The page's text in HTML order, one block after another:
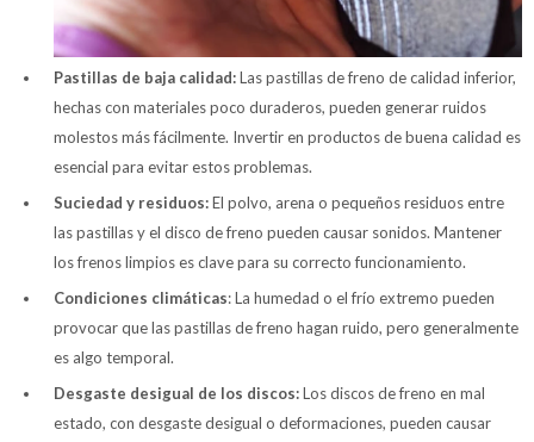
Pastillas de baja calidad:Las pastillas de freno de calidad inferior,
hechas con materiales poco duraderos, pueden generar ruidos
molestos más fácilmente. Invertir en productos de buena calidad es
esencial para evitar estos problemas.
Suciedad y residuos:El polvo, arena o pequeños residuos entre
las pastillas y el disco de freno pueden causar sonidos. Mantener
los frenos limpios es clave para su correcto funcionamiento.
Condiciones climáticas: La humedad o el frío extremo pueden
provocar que las pastillas de freno hagan ruido, pero generalmente
es algo temporal.
Desgaste desigual de los discos:Los discos de freno en mal
estado, con desgaste desigual o deformaciones, pueden causar